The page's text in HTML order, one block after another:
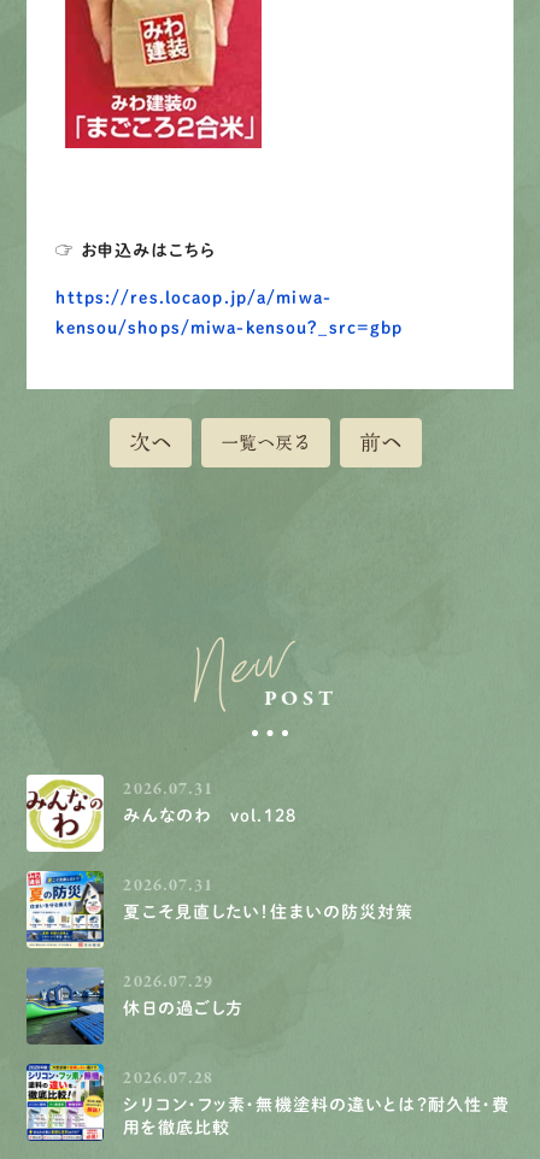
☞ お申込みはこちら
https://res.locaop.jp/a/miwa-
kensou/shops/miwa-kensou?_src=gbp
次へ 一覧へ戻る 前へ
NewPOST
2026.07.31
みんなのわ vol.128
2026.07.31
夏こそ見直したい！住まいの防災対策
2026.07.29
休日の過ごし方
2026.07.28
シリコン・フッ素・無機塗料の違いとは？耐久性・費
用を徹底比較